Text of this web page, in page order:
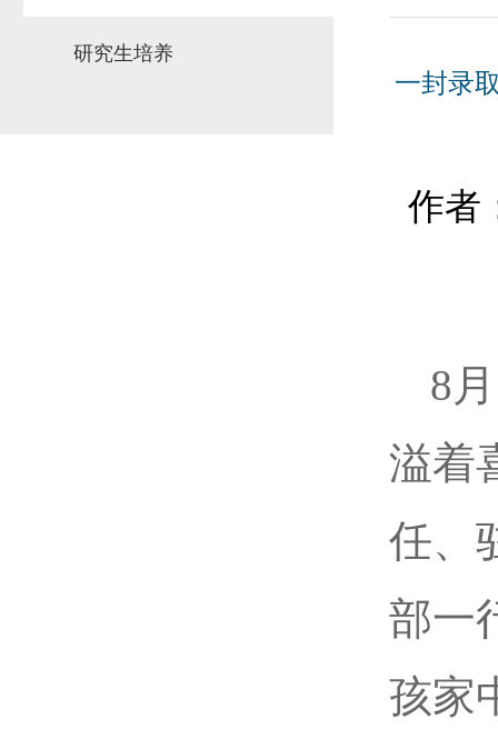
研究生培养
一封录
作者
8
溢着
任、
部一
孩家